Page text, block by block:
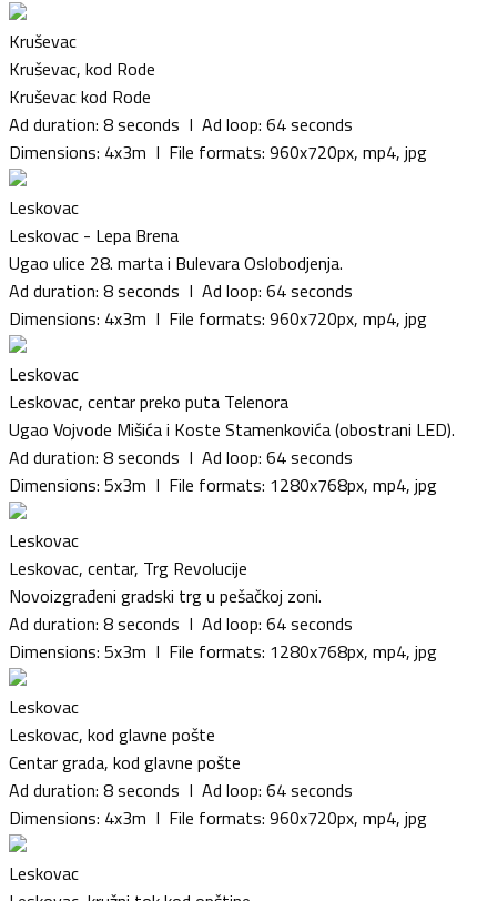
Kruševac
Kruševac, kod Rode
Kruševac kod Rode
Ad duration: 8 seconds I Ad loop: 64 seconds
Dimensions: 4x3m I File formats: 960x720px, mp4, jpg
Leskovac
Leskovac - Lepa Brena
Ugao ulice 28. marta i Bulevara Oslobodjenja.
Ad duration: 8 seconds I Ad loop: 64 seconds
Dimensions: 4x3m I File formats: 960x720px, mp4, jpg
Leskovac
Leskovac, centar preko puta Telenora
Ugao Vojvode Mišića i Koste Stamenkovića (obostrani LED).
Ad duration: 8 seconds I Ad loop: 64 seconds
Dimensions: 5x3m I File formats: 1280x768px, mp4, jpg
Leskovac
Leskovac, centar, Trg Revolucije
Novoizgrađeni gradski trg u pešačkoj zoni.
Ad duration: 8 seconds I Ad loop: 64 seconds
Dimensions: 5x3m I File formats: 1280x768px, mp4, jpg
Leskovac
Leskovac, kod glavne pošte
Centar grada, kod glavne pošte
Ad duration: 8 seconds I Ad loop: 64 seconds
Dimensions: 4x3m I File formats: 960x720px, mp4, jpg
Leskovac